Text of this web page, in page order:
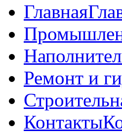
Главная
Ремонт и
Контакты